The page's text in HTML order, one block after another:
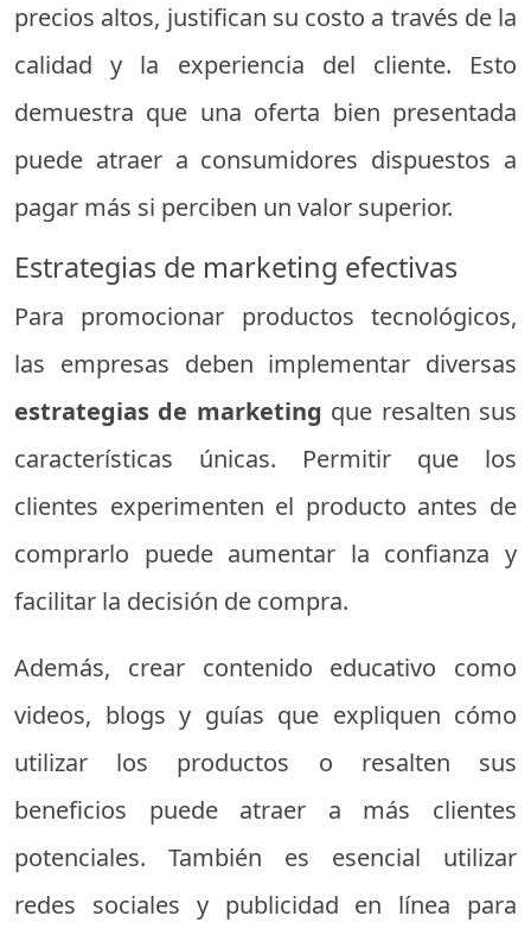
precios altos, justifican su costo a través de la
calidad y la experiencia del cliente. Esto
demuestra que una oferta bien presentada
puede atraer a consumidores dispuestos a
pagar más si perciben un valor superior.
Estrategias de marketing efectivas
Para promocionar productos tecnológicos,
las empresas deben implementar diversas
estrategias de marketing que resalten sus
características únicas. Permitir que los
clientes experimenten el producto antes de
comprarlo puede aumentar la confianza y
facilitar la decisión de compra.
Además, crear contenido educativo como
videos, blogs y guías que expliquen cómo
utilizar los productos o resalten sus
beneficios puede atraer a más clientes
potenciales. También es esencial utilizar
redes sociales y publicidad en línea para